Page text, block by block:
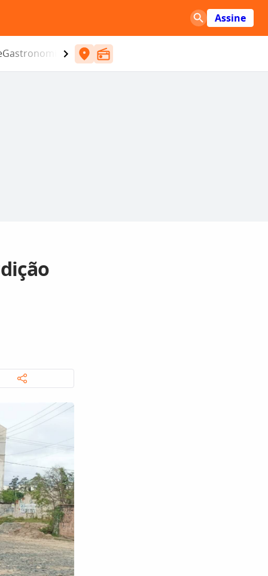
Assine
Gastronomia Entretenimento